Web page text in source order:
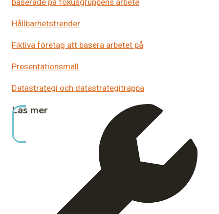
Hållbarhetstrender
Fiktiva företag att basera arbetet på
Presentationsmall
Datastrategi och datastrategitrappa
Läs mer